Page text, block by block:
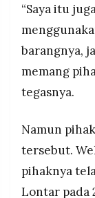
“Saya itu
barangnya,
memang
tegasnya.
Namun
tersebut.
pihaknya
Lontar pada